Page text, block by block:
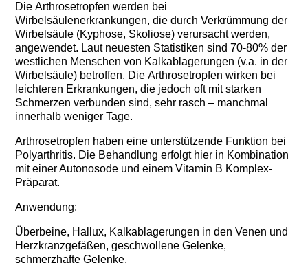
DieArthrosetropfenwerden bei
Wirbelsäulenerkrankungen, die durch Verkrümmung der
Wirbelsäule (Kyphose, Skoliose) verursacht werden,
angewendet. Laut neuesten Statistiken sind 70-80% der
westlichen Menschen von Kalkablagerungen (v.a. in der
Wirbelsäule) betroffen. DieArthrosetropfenwirken bei
leichteren Erkrankungen, die jedoch oft mit starken
Schmerzen verbunden sind, sehr rasch – manchmal
innerhalb weniger Tage.
Arthrosetropfen haben eine unterstützende Funktion bei
Polyarthritis. Die Behandlung erfolgt hier in Kombination
mit einer Autonosode und einem Vitamin B Komplex-
Präparat.
Anwendung:
Überbeine, Hallux, Kalkablagerungen in den Venen und
Herzkranzgefäßen, geschwollene Gelenke,
schmerzhafte Gelenke,